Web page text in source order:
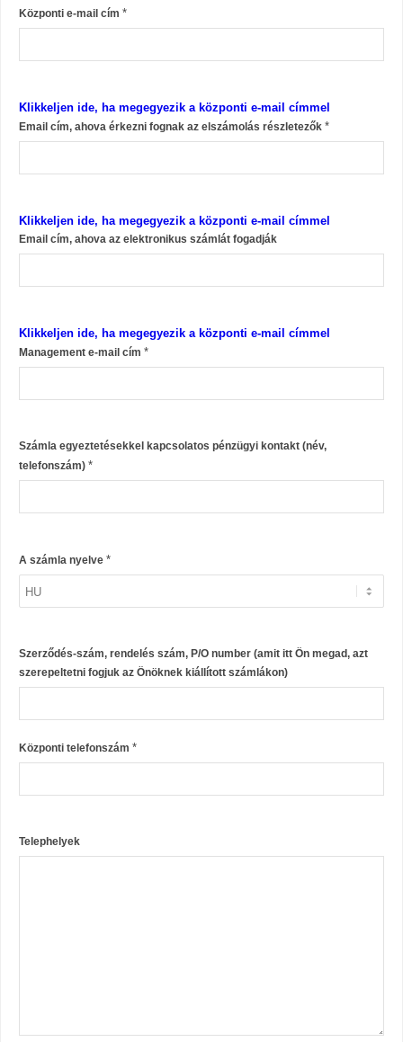
Központi e-mail cím *
Klikkeljen ide, ha megegyezik a központi e-mail címmel
Email cím, ahova érkezni fognak az elszámolás részletezők *
Klikkeljen ide, ha megegyezik a központi e-mail címmel
Email cím, ahova az elektronikus számlát fogadják
Klikkeljen ide, ha megegyezik a központi e-mail címmel
Management e-mail cím *
Számla egyeztetésekkel kapcsolatos pénzügyi kontakt (név,
telefonszám) *
A számla nyelve *
Szerződés-szám, rendelés szám, P/O number (amit itt Ön megad, azt
szerepeltetni fogjuk az Önöknek kiállított számlákon)
Központi telefonszám *
Telephelyek